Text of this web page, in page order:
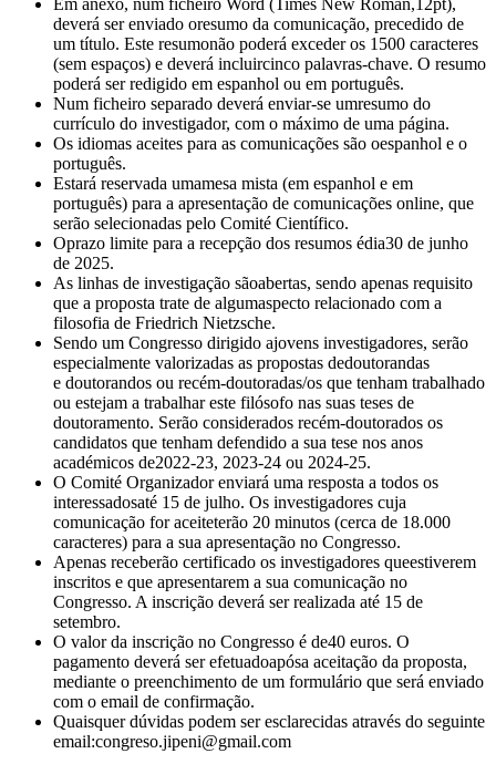
deverá ser enviado oresumo da comunicação, precedido de
um título. Este resumonão poderá exceder os 1500 caracteres
(sem espaços) e deverá incluircinco palavras-chave. O resumo
poderá ser redigido em espanhol ou em português.
Num ficheiro separado deverá enviar-se umresumo do
currículo do investigador, com o máximo de uma página.
Os idiomas aceites para as comunicações são oespanhol e o
português.
Estará reservada umamesa mista (em espanhol e em
português) para a apresentação de comunicações online, que
serão selecionadas pelo Comité Científico.
Oprazo limite para a recepção dos resumos édia30 de junho
de 2025.
As linhas de investigação sãoabertas, sendo apenas requisito
que a proposta trate de algumaspecto relacionado com a
filosofia de Friedrich Nietzsche.
Sendo um Congresso dirigido ajovens investigadores, serão
especialmente valorizadas as propostas dedoutorandas
e doutorandos ou recém-doutoradas/os que tenham trabalhado
ou estejam a trabalhar este filósofo nas suas teses de
doutoramento. Serão considerados recém-doutorados os
candidatos que tenham defendido a sua tese nos anos
académicos de2022-23, 2023-24 ou 2024-25.
O Comité Organizador enviará uma resposta a todos os
interessadosaté 15 de julho. Os investigadores cuja
comunicação for aceiteterão 20 minutos (cerca de 18.000
caracteres) para a sua apresentação no Congresso.
Apenas receberão certificado os investigadores queestiverem
inscritos e que apresentarem a sua comunicação no
Congresso. A inscrição deverá ser realizada até 15 de
setembro.
O valor da inscrição no Congresso é de40 euros. O
pagamento deverá ser efetuadoapósa aceitação da proposta,
mediante o preenchimento de um formulário que será enviado
com o email de confirmação.
Quaisquer dúvidas podem ser esclarecidas através do seguinte
email:congreso.jipeni@gmail.com